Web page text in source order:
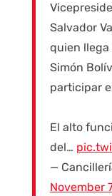
Salvador
quien
Simón
participar
El alto
del…
—
November